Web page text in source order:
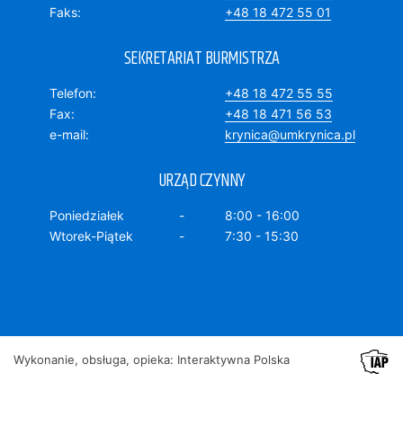
Faks
+48 18 472 55 01
SEKRETARIAT BURMISTRZA
Telefon
+48 18 472 55 55
Fax
+48 18 471 56 53
e-mail
krynica@umkrynica.pl
URZĄD CZYNNY
Poniedziałek
8:00 - 16:00
Wtorek-Piątek
7:30 - 15:30
Wykonanie, obsługa, opieka: Interaktywna Polska